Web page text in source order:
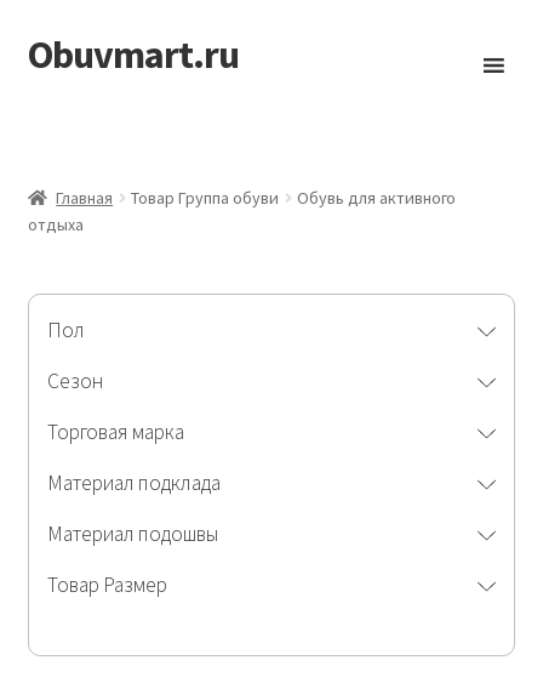
Перейти
к
Перейти
к
Obuvmart.ru
Главная Товар Группа обуви
Обувь для активного
отдыха
Пол
Сезон
Торговая марка
Материал подклада
Материал подошвы
Товар Размер